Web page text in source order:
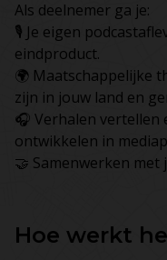
Als deelnemer ga je:
🎙️ Je eigen
eindproduct.
🌍 Maatschappelijke
zijn in jouw land en
🎧 Verhalen vertellen
ontwikkelen in
🤝 Samenwerken
Hoe werkt